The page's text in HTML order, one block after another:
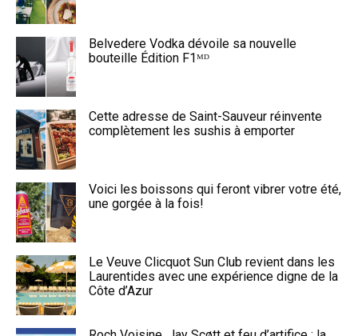
Belvedere Vodka dévoile sa nouvelle
bouteille Édition F1ᴹᴰ
Cette adresse de Saint-Sauveur réinvente
complètement les sushis à emporter
Voici les boissons qui feront vibrer votre été,
une gorgée à la fois!
Le Veuve Clicquot Sun Club revient dans les
Laurentides avec une expérience digne de la
Côte d’Azur